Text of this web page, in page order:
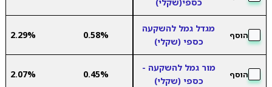
הוסף
מגדל גמל להשקעה
כספי (שקלי)
0.58%
2.29%
הוסף
מור גמל להשקעה -
כספי (שקלי)
0.45%
2.07%